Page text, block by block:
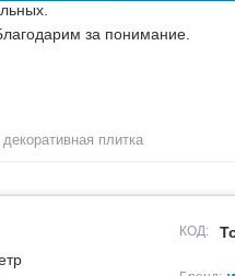
за понимание.
плитка
КОД: